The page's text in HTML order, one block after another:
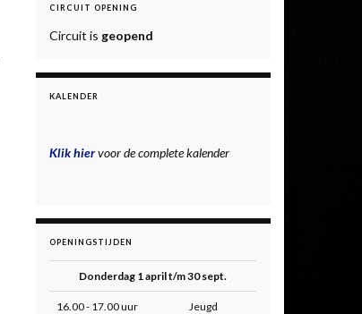
CIRCUIT OPENING
Circuit is geopend
KALENDER
Klik hiervoor de complete kalender
OPENINGSTIJDEN
Donderdag 1 april t/m 30 sept.
16.00 - 17.00 uur Jeugd